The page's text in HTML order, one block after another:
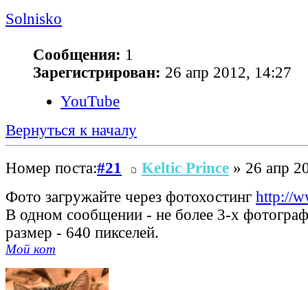
Solnisko
Сообщения: 1
Зарегистрирован: 26 апр 2012, 14:27
YouTube
Вернуться к началу
Номер поста:#21 Keltic Prince » 26 апр
Фото загружайте через фотохостинг http://
В одном сообщении - не более 3-х
размер - 640 пикселей.
Мой кот